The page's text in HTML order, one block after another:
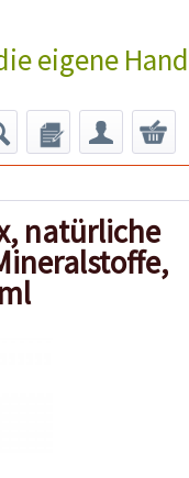
eigene Hand
natürliche